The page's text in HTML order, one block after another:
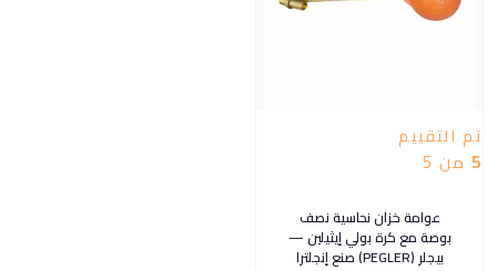
تم التقييم
5 من 5
عوامة خزان نحاسية نصف
بوصة مع كرة بولي إيثيلين —
بيجلر (PEGLER) صنع إنجلترا